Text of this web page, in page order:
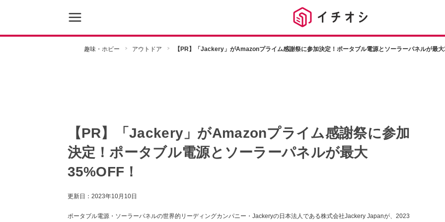
趣味・ホビー アウトドア 【PR】「Jackery」がAmazonプライム感謝祭に参加決定！ポータブル電源とソーラーパネルが最大
【PR】「Jackery」がAmazonプライム感謝祭に参加
決定！ポータブル電源とソーラーパネルが最大
35%OFF！
更新日： 2023年10月10日
ポータブル電源・ソーラーパネルの世界的リーディングカンパニー・Jackeryの日本法人である株式会社Jackery Japanが、2023